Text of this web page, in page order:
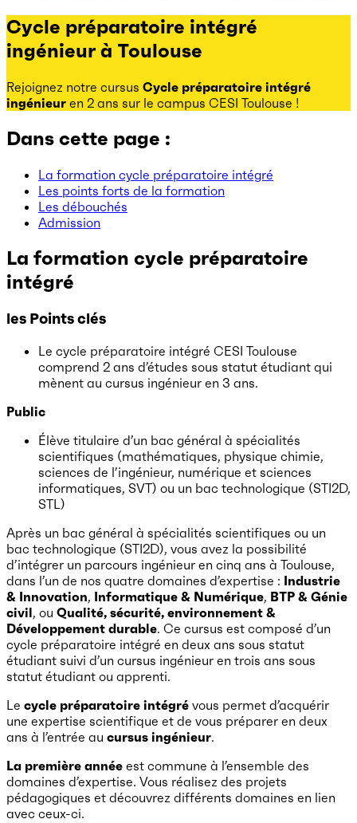
Cycle préparatoire intégré
ingénieur à Toulouse
Rejoignez notre cursus Cycle préparatoire intégré
ingénieur en 2 ans sur le campus CESI Toulouse !
Dans cette page :
La formation cycle préparatoire intégré
Les points forts de la formation
Les débouchés
Admission
La formation cycle préparatoire
intégré
les Points clés
Le cycle préparatoire intégré CESI Toulouse
comprend 2 ans d’études sous statut étudiant qui
mènent au cursus ingénieur en 3 ans.
Public
Élève titulaire d’un bac général à spécialités
scientifiques (mathématiques, physique chimie,
sciences de l’ingénieur, numérique et sciences
informatiques, SVT) ou un bac technologique (STI2D,
STL)
Après un bac général à spécialités scientifiques ou un
bac technologique (STI2D), vous avez la possibilité
d’intégrer un parcours ingénieur en cinq ans à Toulouse,
dans l’un de nos quatre domaines d’expertise : Industrie
& Innovation, Informatique & Numérique, BTP & Génie
civil, ou Qualité, sécurité, environnement &
Développement durable. Ce cursus est composé d’un
cycle préparatoire intégré en deux ans sous statut
étudiant suivi d’un cursus ingénieur en trois ans sous
statut étudiant ou apprenti.
Le cycle préparatoire intégré vous permet d’acquérir
une expertise scientifique et de vous préparer en deux
ans à l’entrée au cursus ingénieur.
La première année est commune à l’ensemble des
domaines d’expertise. Vous réalisez des projets
pédagogiques et découvrez différents domaines en lien
avec ceux-ci.